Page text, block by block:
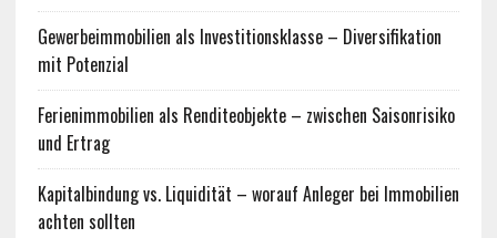
Gewerbeimmobilien als Investitionsklasse – Diversifikation
mit Potenzial
Ferienimmobilien als Renditeobjekte – zwischen Saisonrisiko
und Ertrag
Kapitalbindung vs. Liquidität – worauf Anleger bei Immobilien
achten sollten